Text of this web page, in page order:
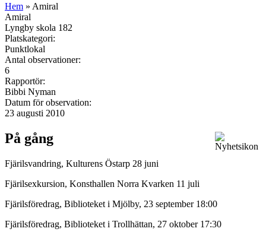
Hem » Amiral
Amiral
Lyngby skola 182
Platskategori:
Punktlokal
Antal observationer:
6
Rapportör:
Bibbi Nyman
Datum för observation:
23 augusti 2010
På gång
Fjärilsvandring, Kulturens Östarp 28 juni
Fjärilsexkursion, Konsthallen Norra Kvarken 11 juli
Fjärilsföredrag, Biblioteket i Mjölby, 23 september 18:00
Fjärilsföredrag, Biblioteket i Trollhättan, 27 oktober 17:30